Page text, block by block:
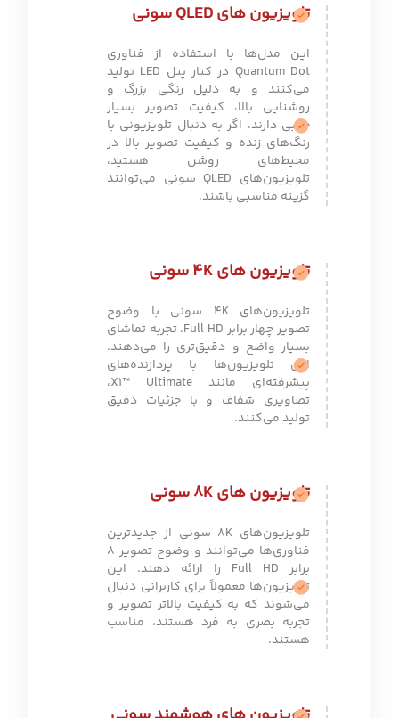
تلویزیون های QLED سونی
این مدل‌ها با استفاده از فناوری
Quantum Dot در کنار پنل LED تولید
می‌کنند و به دلیل رنگی بزرگ و
روشنایی بالا، کیفیت تصویر بسیار
خوبی دارند. اگر به دنبال تلویزیونی با
رنگ‌های زنده و کیفیت تصویر بالا در
محیط‌های روشن هستید،
تلویزیون‌های QLED سونی می‌توانند
گزینه مناسبی باشند.
تلویزیون های 4K سونی
تلویزیون‌های 4K سونی با وضوح
تصویر چهار برابر Full HD، تجربه تماشای
بسیار واضح و دقیق‌تری را می‌دهند.
این تلویزیون‌ها با پردازنده‌های
پیشرفته‌ای مانند X1™ Ultimate،
تصاویری شفاف و با جزئیات دقیق
تولید می‌کنند.
تلویزیون های 8K سونی
تلویزیون‌های 8K سونی از جدیدترین
فناوری‌ها می‌توانند و وضوح تصویر 8
برابر Full HD را ارائه دهند. این
تلویزیون‌ها معمولاً برای کاربرانی دنبال
می‌شوند که به کیفیت بالاتر تصویر و
تجربه بصری به فرد هستند، مناسب
هستند.